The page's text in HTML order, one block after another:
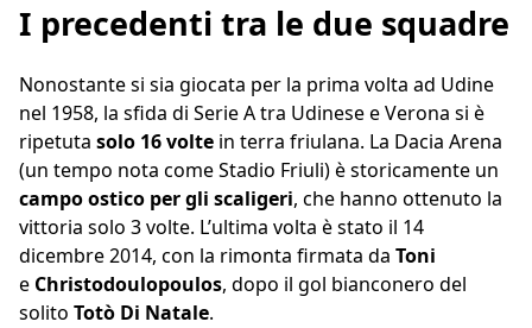
I precedenti tra le due squadre
Nonostante si sia giocata per la prima volta ad Udine
nel 1958, la sfida di Serie A tra Udinese e Verona si è
ripetuta solo 16 volte in terra friulana. La Dacia Arena
(un tempo nota come Stadio Friuli) è storicamente un
campo ostico per gli scaligeri, che hanno ottenuto la
vittoria solo 3 volte. L’ultima volta è stato il 14
dicembre 2014, con la rimonta firmata da Toni
e Christodoulopoulos, dopo il gol bianconero del
solito Totò Di Natale.